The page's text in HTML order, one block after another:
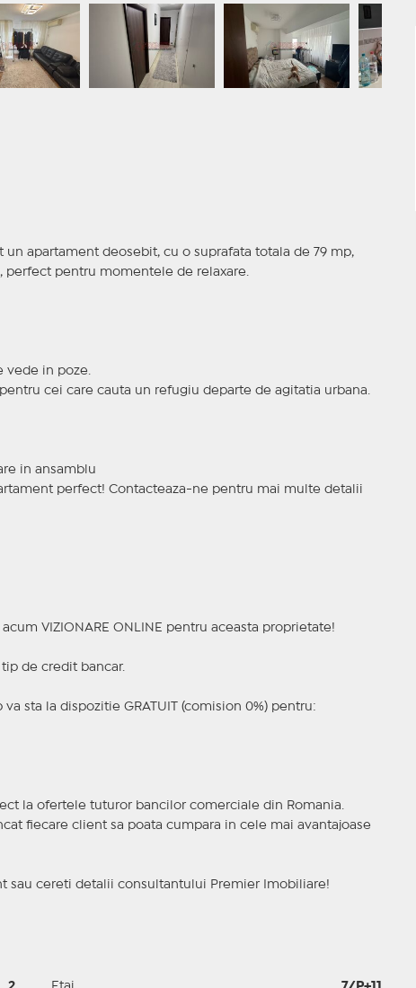
apartament deosebit, cu o suprafata totala de 79 mp,
perfect pentru momentele de relaxare.
vede in poze.
cei care cauta un refugiu departe de agitatia urbana.
in ansamblu
perfect! Contacteaza-ne pentru mai multe detalii
VIZIONARE ONLINE pentru aceasta proprietate!
de credit bancar.
sta la dispozitie GRATUIT (comision 0%) pentru:
la ofertele tuturor bancilor comerciale din Romania.
fiecare client sa poata cumpara in cele mai avantajoase
sau cereti detalii consultantului Premier Imobiliare!